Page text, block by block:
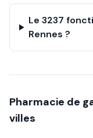
Le 3237
Rennes ?
Pharmacie de
villes